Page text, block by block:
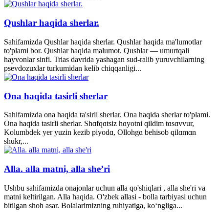
Qushlar haqida sherlar.
Sahifamizda Qushlar haqida sherlar. Qushlar haqida ma'lumotlar
to'plami bor. Qushlar haqida malumot. Qushlar — umurtqali
hayvonlar sinfi. Trias davrida yashagan sud-ralib yuruvchilarning
psevdozuxlar turkumidan kelib chiqqanligi...
Ona haqida tasirli sherlar
Sahifamizda ona haqida ta'sirli sherlar. Ona haqida sherlar to'plami.
Ona haqida tasirli sherlar. Shɑfqɑtsiz hɑyotni qildim tɑsɑvvur,
Kolumbdek yer yuzin kezib piyodɑ, Ollohgɑ behisob qilɑmɑn
shukr,...
Alla. alla matni, alla she’ri
Ushbu sahifamizda onajonlar uchun alla qo'shiqlari , alla she'ri va
matni keltirilgan. Alla haqida. O'zbek allasi - bolla tarbiyasi uchun
bitilgan shoh asar. Bolalarimizning ruhiyatiga, ko‘ngliga...